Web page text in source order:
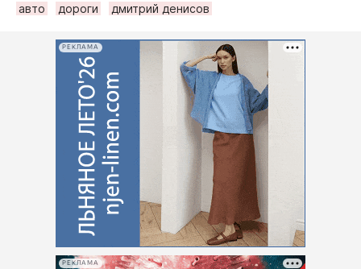
авто
дороги дмитрий денисов
РЕКЛАМА
РЕКЛАМА